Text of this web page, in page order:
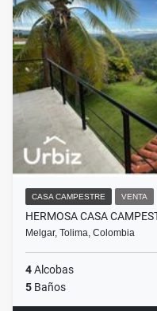
CASA CAMPESTRE VENTA
HERMOSA CASA
Melgar, Tolima, Colombia
4Alcobas
5 Baños